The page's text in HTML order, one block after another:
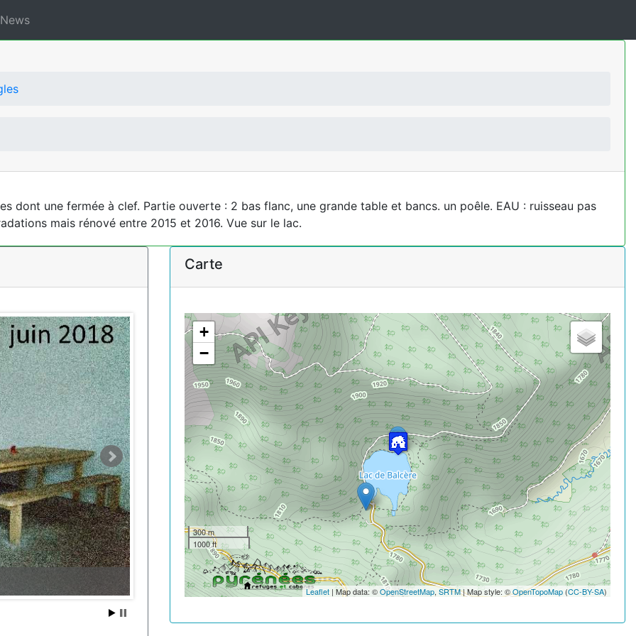
News
dont une fermée à clef. Partie ouverte : 2 bas flanc, une grande table et bancs. un poêle. EAU : ruisseau pas
mais rénové entre 2015 et 2016. Vue sur le lac.
Carte
+
−
300 m
1000 ft
Leaflet | Map data: ©OpenStreetMap,SRTM| Map style: ©OpenTopoMap(CC-BY-SA)